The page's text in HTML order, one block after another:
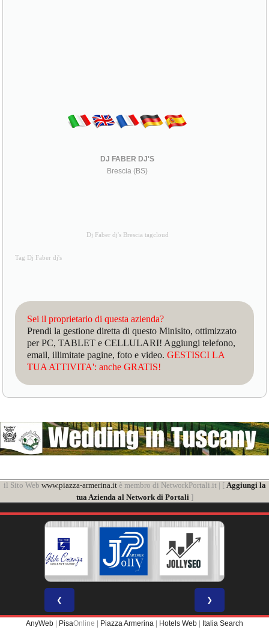
DJ FABER DJ'S
Brescia (BS)
Dj Faber dj's Brescia tagcloud
Tag Dj Faber dj's
Sei il proprietario di questa azienda?
Prendi la gestione diretta di questo Minisito, ottimizzato
per PC, TABLET e CELLULARI! Aggiungi telefono,
email, illimitate pagine, foto e video.GESTISCI LA
TUA ATTIVITA': anche GRATIS!
il Sito Web www.piazza-armerina.itè membro di NetworkPortali.it | [ Aggiungi la
tua Azienda al Network di Portali ]
❮ ❯
AnyWeb | PisaOnline | Piazza Armerina | Hotels Web | Italia Search